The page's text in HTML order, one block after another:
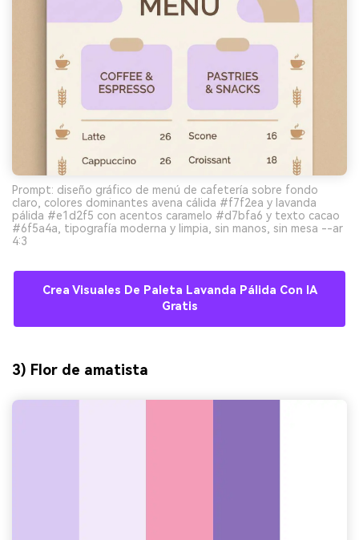
Prompt: diseño gráfico de menú de cafetería sobre fondo
claro, colores dominantes avena cálida #f7f2ea y lavanda
pálida #e1d2f5 con acentos caramelo #d7bfa6 y texto cacao
#6f5a4a, tipografía moderna y limpia, sin manos, sin mesa --ar
4:3
Crea Visuales De Paleta Lavanda Pálida Con IA
Gratis
3) Flor de amatista